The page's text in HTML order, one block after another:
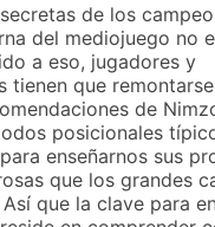
de los
del mediojuego no
a eso, jugadores y
tienen que
de
posicionales
enseñarnos sus
que los grandes
que la clave para